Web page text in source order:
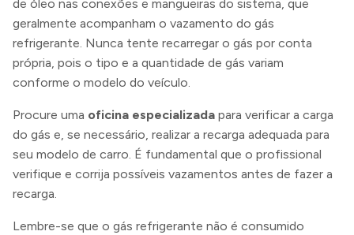
de óleo nas conexões e mangueiras do sistema, que
geralmente acompanham o vazamento do gás
refrigerante. Nunca tente recarregar o gás por conta
própria, pois o tipo e a quantidade de gás variam
conforme o modelo do veículo.
Procure uma oficina especializada para verificar a carga
do gás e, se necessário, realizar a recarga adequada para
seu modelo de carro. É fundamental que o profissional
verifique e corrija possíveis vazamentos antes de fazer a
recarga.
Lembre-se que o gás refrigerante não é consumido